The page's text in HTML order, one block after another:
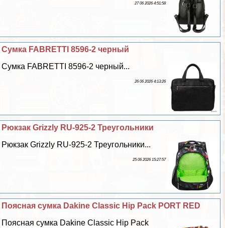
27 06 2026 4:51:58
Сумка FABRETTI 8596-2 черный
Сумка FABRETTI 8596-2 черный...
26 06 2026 4:13:26
Рюкзак Grizzly RU-925-2 Треугольники
Рюкзак Grizzly RU-925-2 Треугольники...
25 06 2026 15:27:57
Поясная сумка Dakine Classic Hip Pack PORT RED
Поясная сумка Dakine Classic Hip Pack